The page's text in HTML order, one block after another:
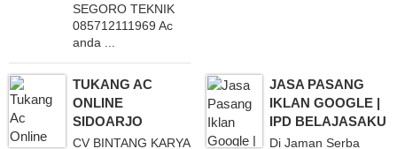
SEGORO TEKNIK
085712111969 Ac
anda ...
TUKANG AC
ONLINE
SIDOARJO
CV BINTANG KARYA
JASA PASANG
IKLAN GOOGLE |
IPD BELAJASAKU
Di Jaman Serba